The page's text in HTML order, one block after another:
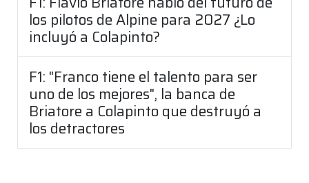
los pilotos de Alpine para 2027 ¿Lo
incluyó a Colapinto?
F1: "Franco tiene el talento para ser
uno de los mejores", la banca de
Briatore a Colapinto que destruyó a
los detractores